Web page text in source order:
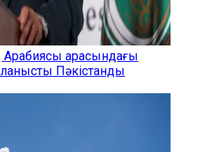
Арабиясы арасындағы
Пәкістанды